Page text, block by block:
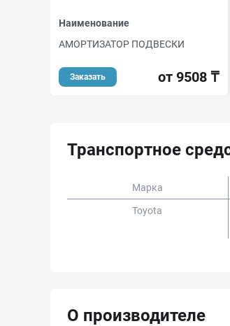
Наименование
АМОРТИЗАТОР ПОДВЕСКИ
Заказать от 9508 ₸
Транспортное
Марка
Toyota
О производителе